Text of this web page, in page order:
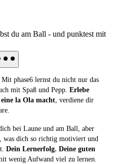
du am Ball - und punktest mit
phase6 lernst du nicht nur das
mit Spaß und Pepp. Erlebe
la Ola macht, verdiene dir
bei Laune und am Ball, aber
was dich so richtig motiviert und
Dein Lernerfolg. Deine guten
wenig Aufwand viel zu lernen.